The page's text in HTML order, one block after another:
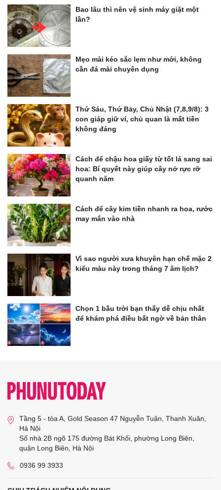
Bao lâu thì nên vệ sinh máy giặt một
lần?
Mẹo mài kéo sắc lẹm như mới, không
cần đá mài chuyên dụng
Thứ Sáu, Thứ Bảy, Chủ Nhật (7,8,9/8): 3
con giáp giữ ví, chủ quan là mất tiền
không đáng
Cách để chậu hoa giấy từ tốt lá sang sai
hoa: Bí quyết này giúp cây nở rực rỡ
quanh năm
Cách để cây kim tiền nhanh ra hoa, rước
may mắn vào nhà
Vì sao người xưa khuyên hạn chế mặc 2
kiểu màu này trong tháng 7 âm lịch?
Chọn 1 bầu trời bạn thấy dễ chịu nhất
để khám phá điều bất ngờ về bản thân
Tầng 5 - tòa A, Gold Season 47 Nguyễn Tuân, Thanh Xuân,
Hà Nội
Số nhà 2B ngõ 175 đường Bát Khối, phường Long Biên,
quận Long Biên, Hà Nội
0936 99 3933